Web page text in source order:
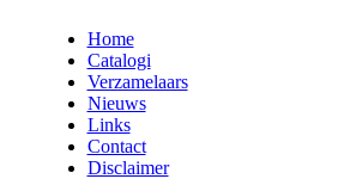
Home
Catalogi
Verzamelaars
Nieuws
Links
Contact
Disclaimer